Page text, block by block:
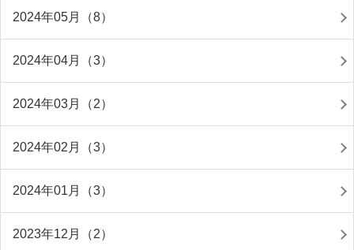
2024年05月（8）
2024年04月（3）
2024年03月（2）
2024年02月（3）
2024年01月（3）
2023年12月（2）